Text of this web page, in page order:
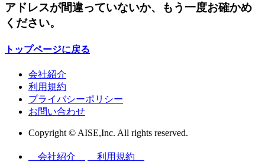
アドレスが間違っていないか、もう一度お確かめ
ください。
トップページに戻る
会社紹介
利用規約
プライバシーポリシー
お問い合わせ
Copyright © AISE,Inc. All rights reserved.
会社紹介
利用規約